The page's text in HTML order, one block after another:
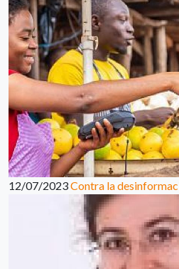
12/07/2023Contra la